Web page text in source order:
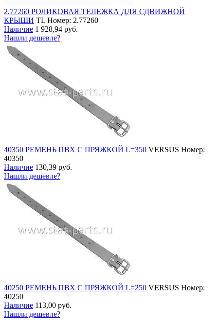
2.77260 РОЛИКОВАЯ ТЕЛЕЖКА ДЛЯ СДВИЖНОЙ
КРЫШИ TL Номер: 2.77260
Наличие 1 928,94 руб.
Нашли дешевле?
40350 РЕМЕНЬ ПВХ С ПРЯЖКОЙ L=350 VERSUS Номер:
40350
Наличие 130,39 руб.
Нашли дешевле?
40250 РЕМЕНЬ ПВХ С ПРЯЖКОЙ L=250 VERSUS Номер:
40250
Наличие 113,00 руб.
Нашли дешевле?